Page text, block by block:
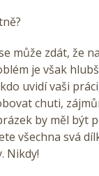
může zdát, že
je však
uvidí vaši
chuti,
by měl být
všechna svá
Nikdy!